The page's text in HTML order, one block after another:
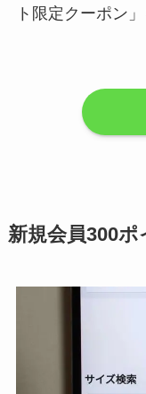
ト限定クーポン
新規会員300ポ